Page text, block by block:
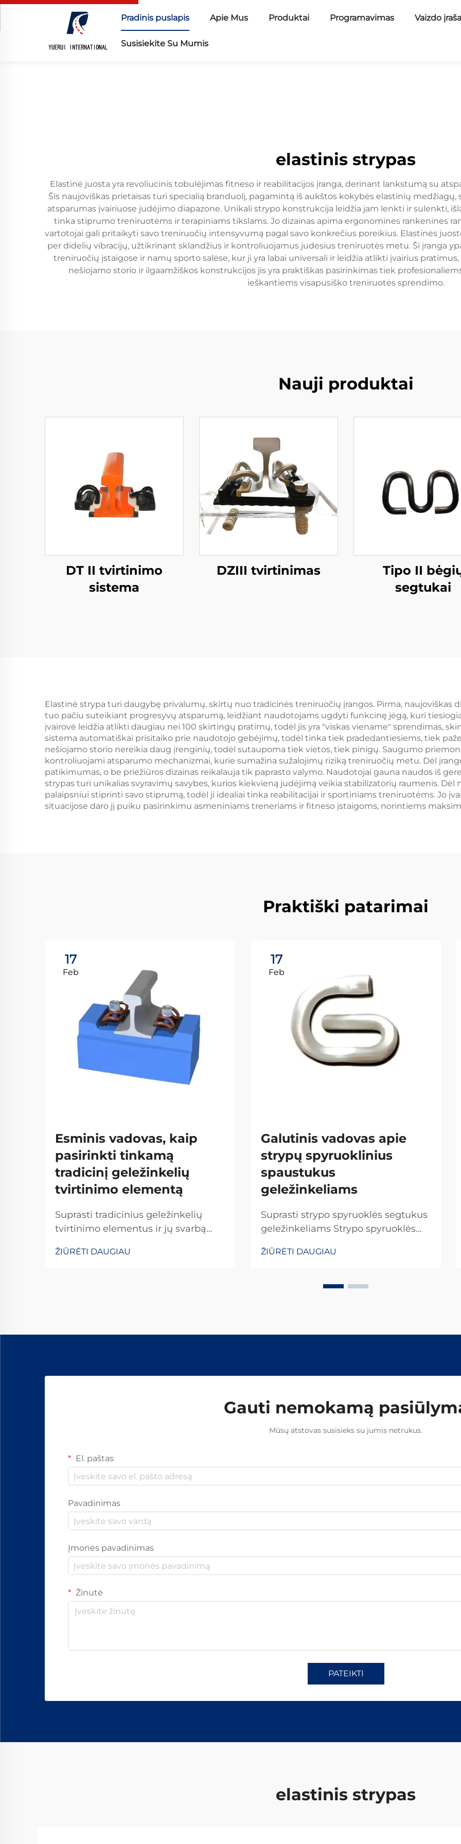
Pradinis puslapis Apie Mus Produktai Programavimas Vaizdo
Susisiekite Su Mumis
elastinis strypas
Elastinė juosta yra revoliucinis tobulėjimas fitneso ir reabilitacijos įranga, derinant lankstumą su
Šis naujoviškas prietaisas turi specialią branduolį, pagamintą iš aukštos kokybės elastinių
atsparumas įvairiuose judėjimo diapazone. Unikali strypo konstrukcija leidžia jam lenkti ir sulenkti,
tinka stiprumo treniruotėms ir terapiniams tikslams. Jo dizainas apima ergonomines rankenines
vartotojai gali pritaikyti savo treniruočių intensyvumą pagal savo konkrečius poreikius. Elastinės
per didelių vibracijų, užtikrinant sklandžius ir kontroliuojamus judesius treniruotės metu. Ši įranga
treniruočių įstaigose ir namų sporto salėse, kur ji yra labai universali ir leidžia atlikti įvairius
nešiojamo storio ir ilgaamžiškos konstrukcijos jis yra praktiškas pasirinkimas tiek
ieškantiems visapusiško treniruotės sprendimo.
Nauji produktai
DT II tvirtinimo
sistema
DZIII tvirtinimas
Tipo II
segtukai
Elastinė strypa turi daugybę privalumų, skirtų nuo tradicinės treniruočių įrangos. Pirma, naujoviškas
tuo pačiu suteikiant progresyvų atsparumą, leidžiant naudotojams ugdyti funkcinę jėgą, kuri
įvairovė leidžia atlikti daugiau nei 100 skirtingų pratimų, todėl jis yra "viskas viename" sprendimas,
sistema automatiškai prisitaiko prie naudotojo gebėjimų, todėl tinka tiek pradedantiesiems, tiek
nešiojamo storio nereikia daug įrenginių, todėl sutaupoma tiek vietos, tiek pinigų. Saugumo
kontroliuojami atsparumo mechanizmai, kurie sumažina sužalojimų riziką treniruočių metu. Dėl
patikimumas, o be priežiūros dizainas reikalauja tik paprasto valymo. Naudotojai gauna naudos iš
strypas turi unikalias svyravimų savybes, kurios kiekvieną judėjimą veikia stabilizatorių raumenis. Dėl
palaipsniui stiprinti savo stiprumą, todėl ji idealiai tinka reabilitacijai ir sportiniams treniruotėms. Jo
situacijose daro jį puiku pasirinkimu asmeniniams treneriams ir fitneso įstaigoms, norintiems
Praktiški patarimai
17
Feb
Esminis vadovas, kaip
pasirinkti tinkamą
tradicinį geležinkelių
tvirtinimo elementą
Suprasti tradicinius geležinkelių
tvirtinimo elementus ir jų svarbą
elementai yra kritiškai svarbūs
ŽIŪRĖTI DAUGIAU
17
Feb
Galutinis vadovas apie
strypų spyruoklinius
spaustukus
geležinkeliams
Suprasti strypo spyruoklės segtukus
geležinkeliams Strypo spyruoklės
elementai, kurie vaidina svarbų
esančiuose geležinkelių sistemose.
ŽIŪRĖTI DAUGIAU
Gauti nemokamą
Mūsų atstovas susisieks su jumis netrukus.
El. paštas
Pavadinimas
Įmonės pavadinimas
Žinutė
PATEIKTI
elastinis strypas